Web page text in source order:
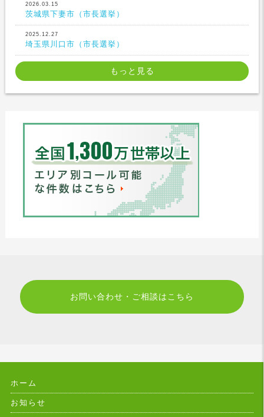
2026.03.15
茨城県下妻市（市長選挙）
2025.12.27
埼玉県川口市（市長選挙）
もっと見る
お問い合わせ・ご相談はこちら
ホーム
お知らせ